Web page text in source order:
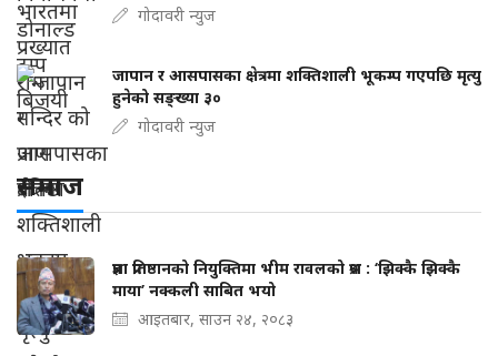
गोदावरी न्युज
जापान र आसपासका क्षेत्रमा शक्तिशाली भूकम्प गएपछि मृत्यु
हुनेको सङ्ख्या ३०
गोदावरी न्युज
समाज
प्रज्ञा प्रतिष्ठानको नियुक्तिमा भीम रावलको प्रश्न : ‘झिक्कै झिक्कै
माया’ नक्कली साबित भयो
आइतबार, साउन २४, २०८३